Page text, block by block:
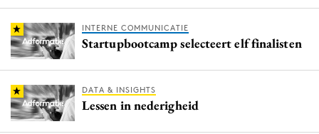
INTERNE COMMUNICATIE
Startupbootcamp selecteert elf finalisten
DATA & INSIGHTS
Lessen in nederigheid